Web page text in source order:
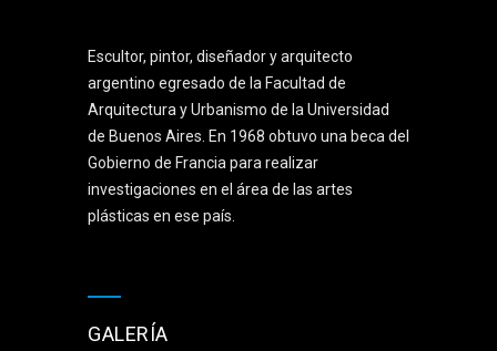
Escultor, pintor, diseñador y arquitecto
argentino egresado de la Facultad de
Arquitectura y Urbanismo de la Universidad
de Buenos Aires. En 1968 obtuvo una beca del
Gobierno de Francia para realizar
investigaciones en el área de las artes
plásticas en ese país.
GALERÍA